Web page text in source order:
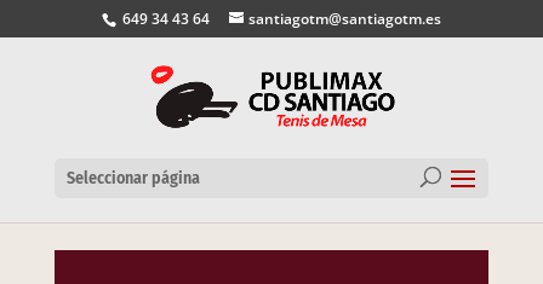
649 34 43 64 santiagotm@santiagotm.es
Seleccionar página